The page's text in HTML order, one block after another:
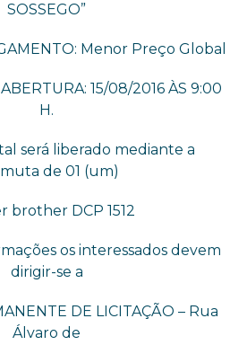
SOSSEGO”
Menor Preço Global
15/08/2016 ÀS 9:00
H.
será liberado mediante a
de 01 (um)
brother DCP 1512
os interessados devem
dirigir-se a
DE LICITAÇÃO – Rua
Álvaro de